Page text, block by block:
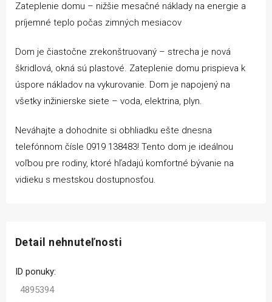
Zateplenie domu – nižšie mesačné náklady na energie a
príjemné teplo počas zimných mesiacov
Dom je čiastočne zrekonštruovaný – strecha je nová
škridlová, okná sú plastové. Zateplenie domu prispieva k
úspore nákladov na vykurovanie. Dom je napojený na
všetky inžinierske siete – voda, elektrina, plyn.
Neváhajte a dohodnite si obhliadku ešte dnesna
telefónnom čísle 0919 138483! Tento dom je ideálnou
voľbou pre rodiny, ktoré hľadajú komfortné bývanie na
vidieku s mestskou dostupnosťou.
Detail nehnuteľnosti
ID ponuky:
4895394